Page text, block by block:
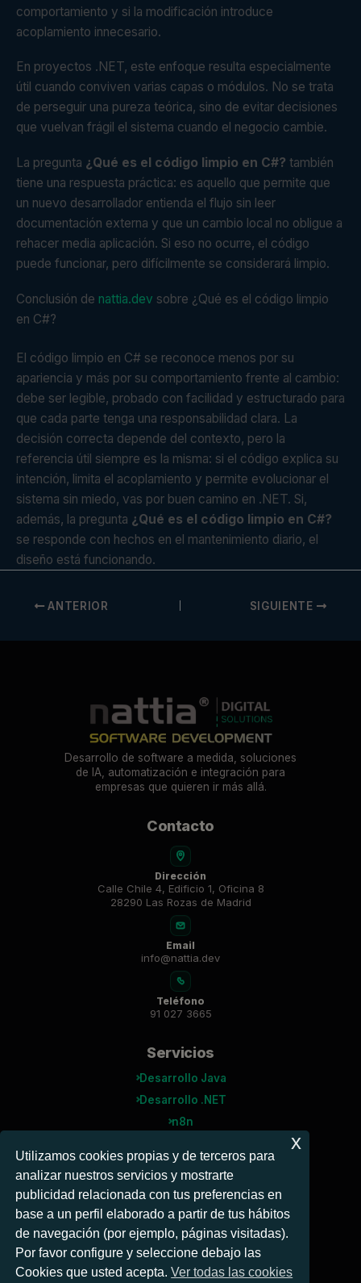
comportamiento y si la modificación introduce
acoplamiento innecesario.
En proyectos .NET, este enfoque resulta especialmente
útil cuando conviven varias capas o módulos. No se trata
de perseguir una pureza teórica, sino de evitar decisiones
que vuelvan frágil el sistema cuando el negocio cambie.
La pregunta ¿Qué es el código limpio en C#? también
tiene una respuesta práctica: es aquello que permite que
un nuevo desarrollador entienda el flujo sin leer
documentación externa y que un cambio local no obligue a
rehacer media aplicación. Si eso no ocurre, el código
puede funcionar, pero difícilmente se considerará limpio.
Conclusión de nattia.dev sobre ¿Qué es el código limpio
en C#?
El código limpio en C# se reconoce menos por su
apariencia y más por su comportamiento frente al cambio:
debe ser legible, probado con facilidad y estructurado para
que cada parte tenga una responsabilidad clara. La
decisión correcta depende del contexto, pero la
referencia útil siempre es la misma: si el código explica su
intención, limita el acoplamiento y permite evolucionar el
sistema sin miedo, vas por buen camino en .NET. Si,
además, la pregunta ¿Qué es el código limpio en C#?
se responde con hechos en el mantenimiento diario, el
diseño está funcionando.
ANTERIOR SIGUIENTE
Desarrollo de software a medida, soluciones
de IA, automatización e integración para
empresas que quieren ir más allá.
Contacto
Dirección
Calle Chile 4, Edificio 1, Oficina 8
28290 Las Rozas de Madrid
Email
info@nattia.dev
Teléfono
91 027 3665
Servicios
Desarrollo Java
Desarrollo .NET
n8n
Microsoft
Power BI
Power Automate
Business Central
Utilizamos cookies propias y de terceros para
analizar nuestros servicios y mostrarte
publicidad relacionada con tus preferencias en
base a un perfil elaborado a partir de tus hábitos
de navegación (por ejemplo, páginas visitadas).
Por favor configure y seleccione debajo las
Cookies que usted acepta.Ver todas las cookies
x